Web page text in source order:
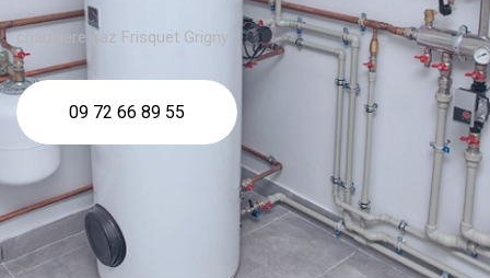
chaudière gaz Frisquet Grigny
09 72 66 89 55